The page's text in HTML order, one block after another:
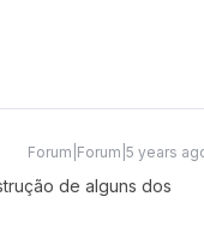
Forum|Forum|5 years
de alguns dos